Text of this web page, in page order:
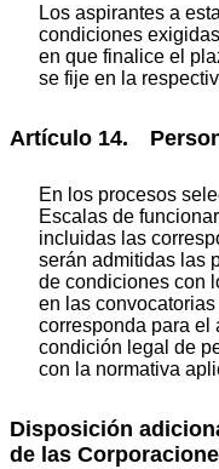
Los aspirantes a
condiciones
en que finalice el
se fije en la
Artículo 14.
En los procesos
Escalas de
incluidas las
serán admitidas las
de condiciones con
en las
corresponda para el
condición legal de
con la normativa
Disposición
de las